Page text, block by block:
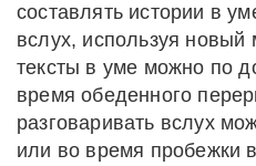
составлять истории в
вслух, используя новый
тексты в уме можно по
время обеденного
разговаривать вслух
или во время пробежки